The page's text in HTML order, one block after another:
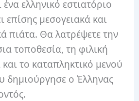
ένα ελληνικό εστιατόριο
επίσης μεσογειακά και
πιάτα. Θα λατρέψετε την
τοποθεσία, τη φιλική
το καταπληκτικό μενού
δημιούργησε ο Έλληνας